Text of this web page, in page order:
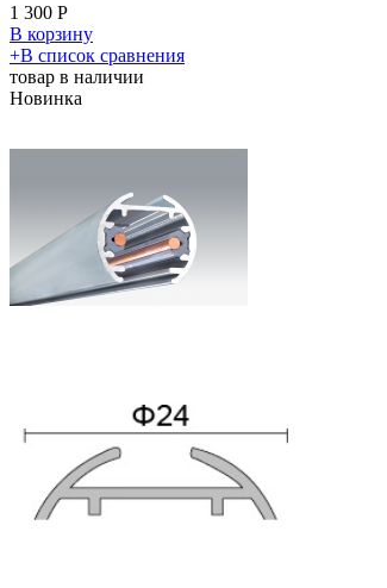
1 300 Р
В корзину
​+В список сравнения
товар в наличии
Новинка